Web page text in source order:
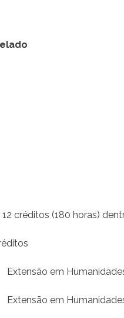
créditos (180 horas)
em Humanidades
em Humanidades